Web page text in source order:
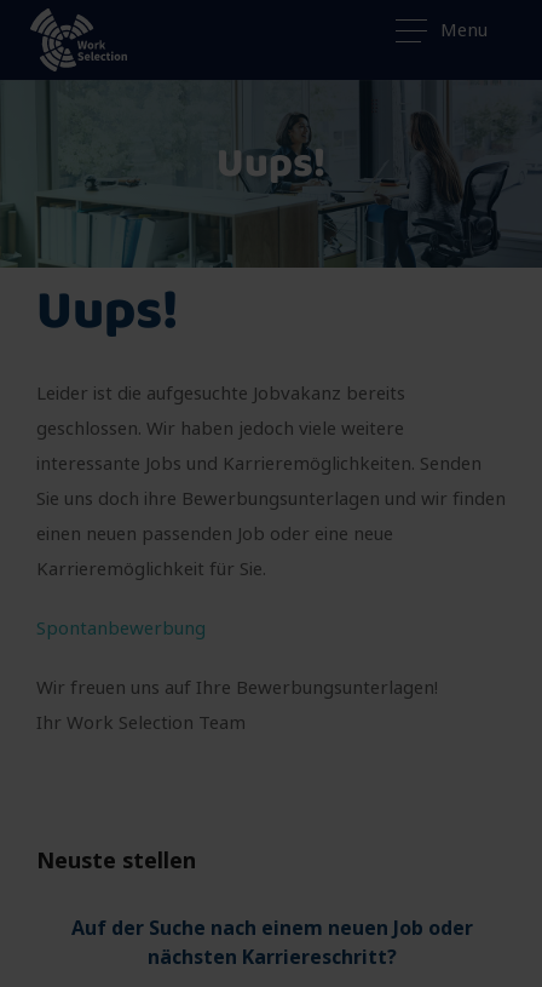
Menu
Uups!
Uups!
Leider ist die aufgesuchte Jobvakanz bereits
geschlossen. Wir haben jedoch viele weitere
interessante Jobs und Karrieremöglichkeiten. Senden
Sie uns doch ihre Bewerbungsunterlagen und wir finden
einen neuen passenden Job oder eine neue
Karrieremöglichkeit für Sie.
Spontanbewerbung
Wir freuen uns auf Ihre Bewerbungsunterlagen!
Ihr Work Selection Team
Neuste stellen
Auf der Suche nach einem neuen Job oder
nächsten Karriereschritt?